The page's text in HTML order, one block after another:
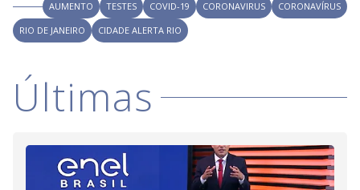
i
d
e
AUMENTO TESTES COVID-19 CORONAVIRUS
CORONAVÍRUS
RIO DE JANEIRO
CIDADE ALERTA RIO
Últimas